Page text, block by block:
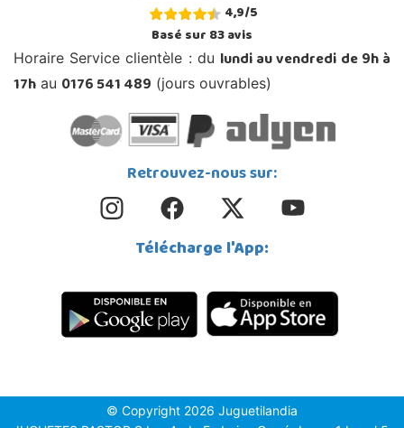
4,9/5
Basé sur83avis
Horaire Service clientèle : du lundi au vendredi de 9h à
17h au 0176 541 489 (jours ouvrables)
Retrouvez-nous sur:
Télécharge l'App:
© Copyright 2026 Juguetilandia